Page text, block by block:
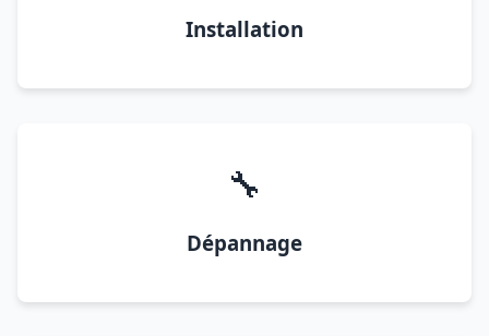
Installation
🔧
Dépannage